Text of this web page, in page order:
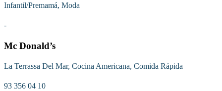
Infantil/Premamá, Moda
-
Mc Donald’s
La Terrassa Del Mar, Cocina Americana, Comida Rápida
93 356 04 10